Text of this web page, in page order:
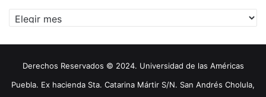
Archivos
Derechos Reservados © 2024. Universidad de las Américas
Puebla. Ex hacienda Sta. Catarina Mártir S/N. San Andrés Cholula,